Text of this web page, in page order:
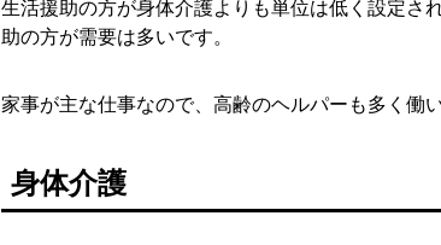
生活援助の方が身体介護よりも単位は低く設定さ
助の方が需要は多いです。
家事が主な仕事なので、高齢のヘルパーも多く働
身体介護